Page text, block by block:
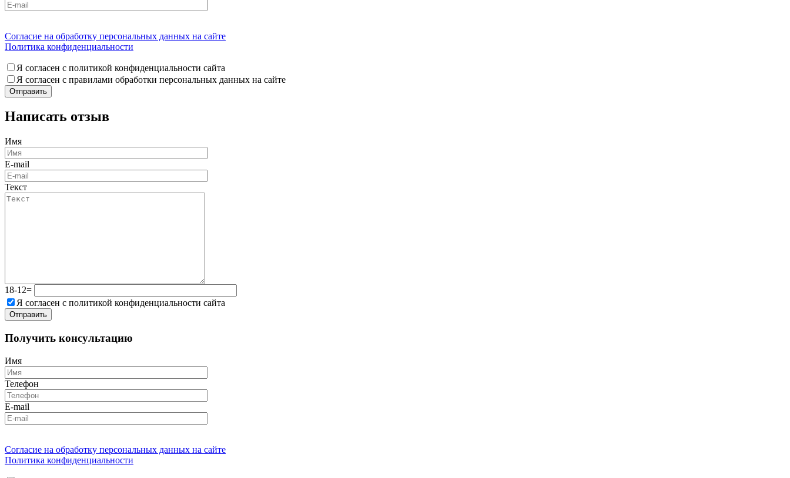
Согласие на обработку персональных данных на сайте
Политика конфиденциальности
Я согласен с политикой конфиденциальности сайта
Я согласен с правилами обработки персональных данных на сайте
Написать отзыв
Имя
E-mail
Текст
18-12=
Я согласен с политикой конфиденциальности сайта
Получить консультацию
Имя
Телефон
E-mail
Согласие на обработку персональных данных на сайте
Политика конфиденциальности